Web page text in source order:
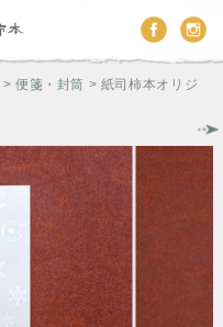
>便箋・封筒 > 紙司柿本オリジ